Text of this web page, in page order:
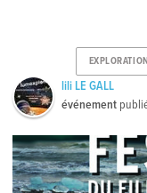
EXPLORATION
lili LE GALL
événement